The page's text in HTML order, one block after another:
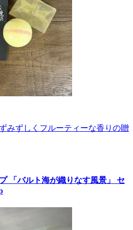
みずしくフルーティーな香りの贈
「バルト海が織りなす風景」 セ